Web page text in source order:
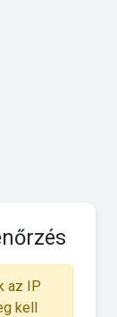
az IP
kell